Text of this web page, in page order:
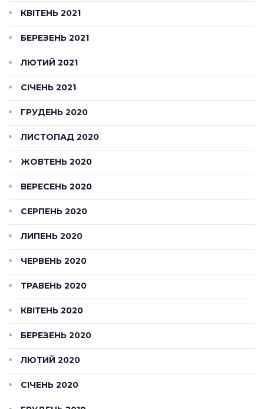
КВІТЕНЬ 2021
БЕРЕЗЕНЬ 2021
ЛЮТИЙ 2021
СІЧЕНЬ 2021
ГРУДЕНЬ 2020
ЛИСТОПАД 2020
ЖОВТЕНЬ 2020
ВЕРЕСЕНЬ 2020
СЕРПЕНЬ 2020
ЛИПЕНЬ 2020
ЧЕРВЕНЬ 2020
ТРАВЕНЬ 2020
КВІТЕНЬ 2020
БЕРЕЗЕНЬ 2020
ЛЮТИЙ 2020
СІЧЕНЬ 2020